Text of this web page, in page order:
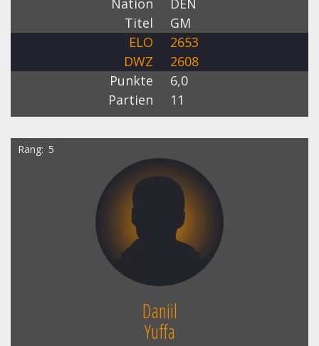
Nation
DEN
Titel
GM
ELO
2653
DWZ
2608
Punkte
6,0
Partien
11
Rang 5
Daniil
Yuffa